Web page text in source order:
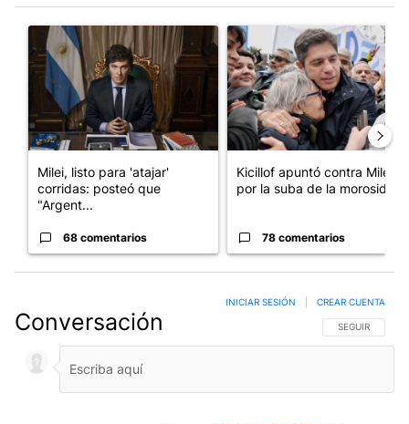
Un artículo de tendencia con el título "Milei, listo para 'atajar'
Milei, listo para 'atajar'
corridas: posteó que
"Argent...
68 comentarios
Un artículo de tendencia con
Kicillof apuntó contra Milei
por la suba de la morosida...
78 comentarios
Conversación SIGA ESTA
SEGUIR
INICIAR SESIÓN CREAR CUENTA